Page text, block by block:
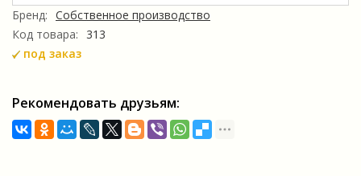
Бренд: Собственное производство
Код товара:
313
под заказ
Рекомендовать друзьям: